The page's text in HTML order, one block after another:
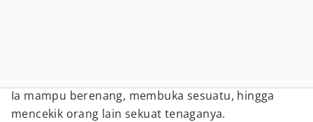
Ia mampu berenang, membuka sesuatu, hingga
mencekik orang lain sekuat tenaganya.